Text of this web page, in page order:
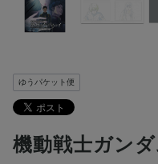
ゆうパケット便
機動戦士ガン